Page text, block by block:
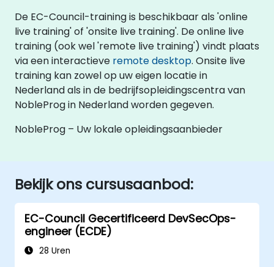
De EC-Council-training is beschikbaar als 'online
live training' of 'onsite live training'. De online live
training (ook wel 'remote live training') vindt plaats
via een interactieve remote desktop. Onsite live
training kan zowel op uw eigen locatie in
Nederland als in de bedrijfsopleidingscentra van
NobleProg in Nederland worden gegeven.
NobleProg – Uw lokale opleidingsaanbieder
Bekijk ons cursusaanbod:
EC-Council Gecertificeerd DevSecOps-
engineer (ECDE)
28 Uren